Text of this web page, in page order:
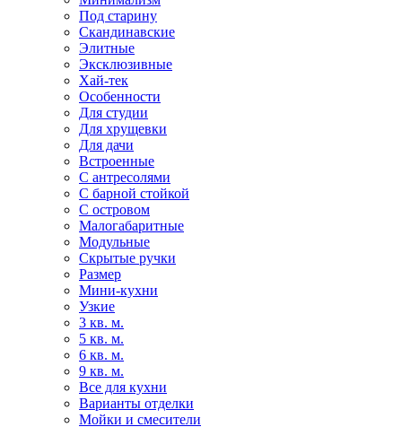
Под старину
Скандинавские
Элитные
Эксклюзивные
Хай-тек
Особенности
Для студии
Для хрущевки
Для дачи
Встроенные
С антресолями
С барной стойкой
С островом
Малогабаритные
Модульные
Скрытые ручки
Размер
Мини-кухни
Узкие
3 кв. м.
5 кв. м.
6 кв. м.
9 кв. м.
Все для кухни
Варианты отделки
Мойки и смесители